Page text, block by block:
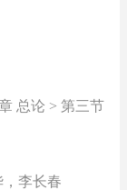
总论 > 第三节
李长春